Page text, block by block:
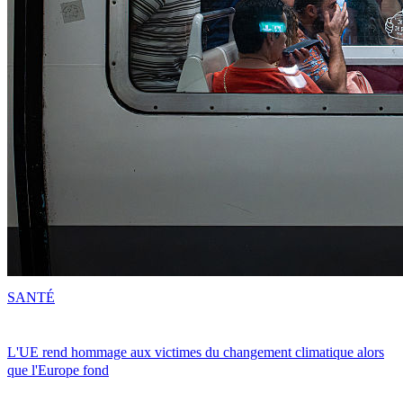
L'UE rend hommage aux victimes du changement climatique alors
que l'Europe fond
SANTÉ